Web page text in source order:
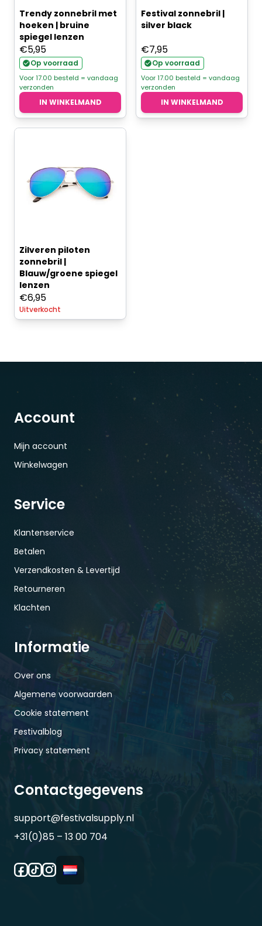
Trendy zonnebril met
hoeken | bruine
spiegel lenzen
€5,95
Op voorraad
Voor 17.00 besteld = vandaag
verzonden
IN WINKELMAND
Festival zonnebril |
silver black
€7,95
Op voorraad
Voor 17.00 besteld = vandaag
verzonden
IN WINKELMAND
Zilveren piloten
zonnebril |
Blauw/groene spiegel
lenzen
€6,95
Uitverkocht
Account
Mijn account
Winkelwagen
Service
Klantenservice
Betalen
Verzendkosten & Levertijd
Retourneren
Klachten
Informatie
Over ons
Algemene voorwaarden
Cookie statement
Festivalblog
Privacy statement
Contactgegevens
support@festivalsupply.nl
+31(0)85 – 13 00 704